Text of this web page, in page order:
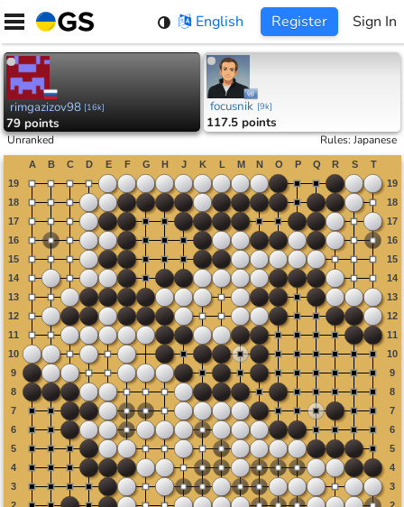
Skip
content
English Register Sign In
rimgazizov98 [16k]
79 points
focusnik [9k]
117.5 points
Unranked Rules:Japanese